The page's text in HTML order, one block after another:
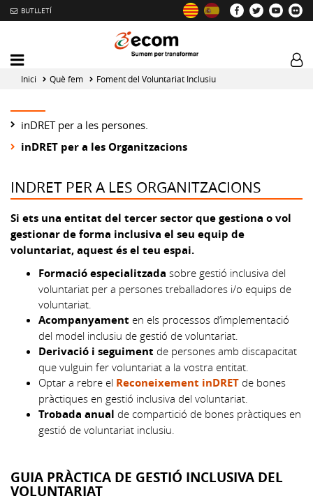
BUTLLETÍ
Mobile
menu
toggler
Inici Què fem Foment del Voluntariat Inclusiu
inDRET per a les persones.
inDRET per a les Organitzacions
INDRET PER A LES ORGANITZACIONS
Si ets una entitat del tercer sector que gestiona o vol
gestionar de forma inclusiva el seu equip de
voluntariat, aquest és el teu espai.
Formació especialitzada sobre gestió inclusiva del
voluntariat per a persones treballadores i/o equips de
voluntariat.
Acompanyament en els processos d’implementació
del model inclusiu de gestió de voluntariat.
Derivació i seguiment de persones amb discapacitat
que vulguin fer voluntariat a la vostra entitat.
Optar a rebre el Reconeixement inDRET de bones
pràctiques en gestió inclusiva del voluntariat.
Trobada anual de compartició de bones pràctiques en
gestió de voluntariat inclusiu.
GUIA PRÀCTICA DE GESTIÓ INCLUSIVA DEL
VOLUNTARIAT